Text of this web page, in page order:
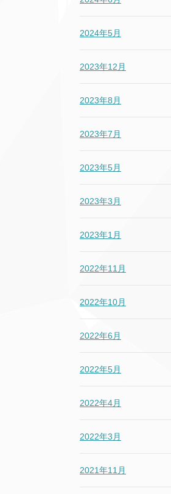
2024年5月
2023年12月
2023年8月
2023年7月
2023年5月
2023年3月
2023年1月
2022年11月
2022年10月
2022年6月
2022年5月
2022年4月
2022年3月
2021年11月